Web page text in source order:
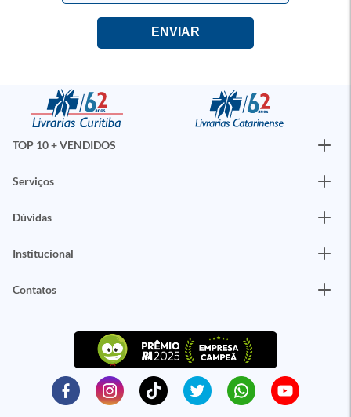
TOP 10 + VENDIDOS
Serviços
Dúvidas
Institucional
Contatos